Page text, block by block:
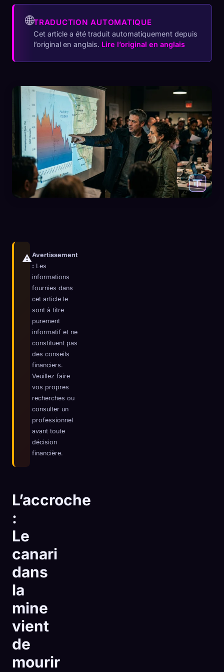
🌐TRADUCTION AUTOMATIQUE
Cet article a été traduit automatiquement depuis
l’original en anglais. Lire l’original en anglais
⚠️Avertissement
: Les
informations
fournies dans
cet article le
sont à titre
purement
informatif et ne
constituent pas
des conseils
financiers.
Veuillez faire
vos propres
recherches ou
consulter un
professionnel
avant toute
décision
financière.
L’accroche
:
Le
canari
dans
la
mine
vient
de
mourir
🧬Xeno Database
Collectés :
Collection
☁️
DÉCOUVERT
0